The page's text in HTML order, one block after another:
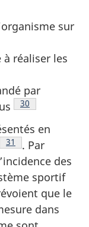
sur
réaliser les
par
Note de bas de
30
en
Note de bas de page
31
. Par
des
sportif
que le
dans